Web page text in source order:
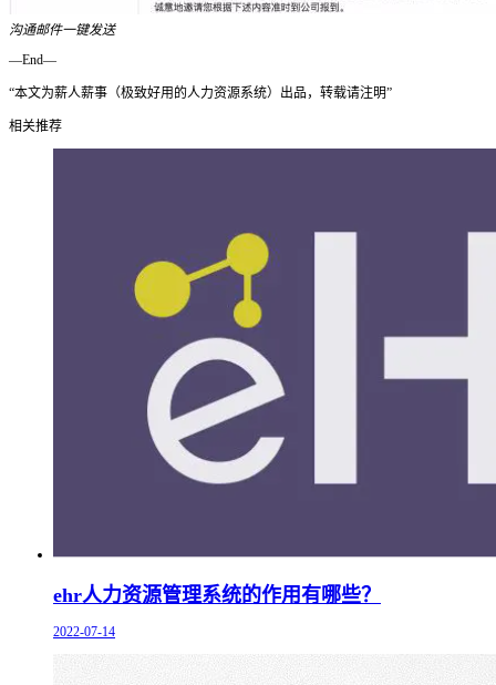
沟通邮件一键发送
—End—
“本文为薪人薪事（极致好用的人力资源系统）出品，转载请注明”
相关推荐
ehr人力资源管理系统的作用有哪些？
2022-07-14